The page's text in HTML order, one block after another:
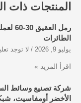
المنتجات ذات
رمل
الطائرات
يوليو 9, 2026 لا توجد
اقرأ المزيد »
شركة تصنيع وسائط
الأخضر أومفاسيت، شبكة